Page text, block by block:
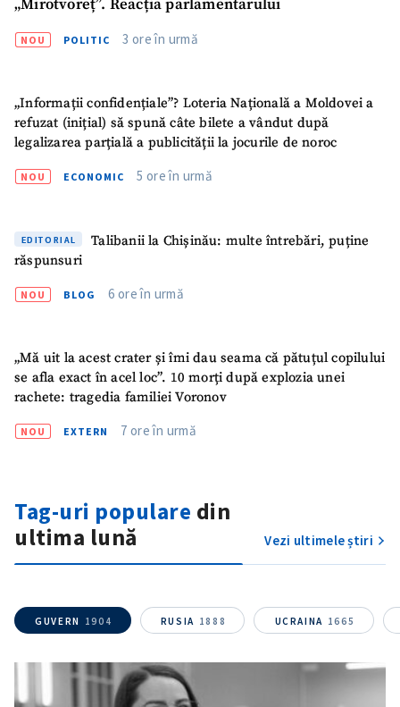
SUSȚINE
„Mirotvoreț”. Reacția parlamentarului
NOU POLITIC 3 ore în urmă
„Informații confidențiale”? Loteria Națională a Moldovei a
refuzat (inițial) să spună câte bilete a vândut după
legalizarea parțială a publicității la jocurile de noroc
NOU ECONOMIC 5 ore în urmă
EDITORIAL
Talibanii la Chișinău: multe întrebări, puține
răspunsuri
NOU BLOG 6 ore în urmă
„Mă uit la acest crater și îmi dau seama că pătuțul copilului
se afla exact în acel loc”. 10 morți după explozia unei
rachete: tragedia familiei Voronov
NOU EXTERN 7 ore în urmă
Tag-uri populare din
ultima lună
Vezi ultimele știri
GUVERN 1904 RUSIA 1888 UCRAINA 1665